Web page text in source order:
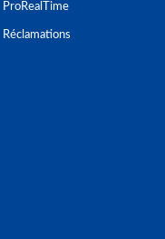
ProRealTime
Réclamations